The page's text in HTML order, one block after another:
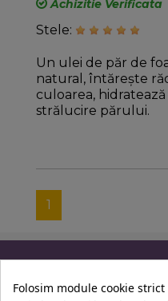
Achizitie Verificata
Stele:
Un ulei de păr de
natural, întărește
culoarea,
strălucire părului.
1
Folosim module cookie